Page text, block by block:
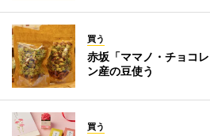
買う
赤坂「ママノ・チョコ
ン産の豆使う
買う